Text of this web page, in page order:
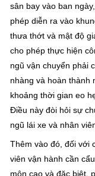
sân bay vào ban
phép diễn ra vào
thưa thớt và mật độ
cho phép thực hiện
ngũ vận chuyển phải
nhàng và hoàn thành
khoảng thời gian eo
Điều này đòi hỏi sự
ngũ lái xe và nhân
Thêm vào đó, đối với
viên vận hành cần
môn cao và đặc biệt,